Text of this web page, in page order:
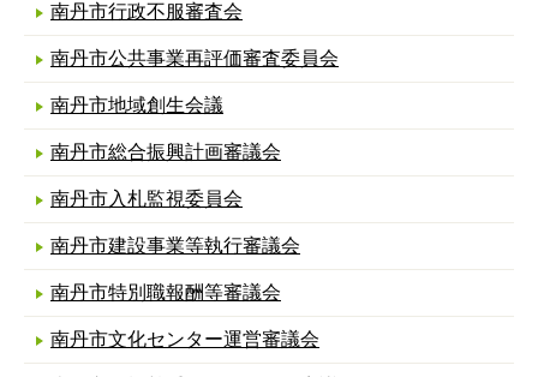
南丹市行政不服審査会
南丹市公共事業再評価審査委員会
南丹市地域創生会議
南丹市総合振興計画審議会
南丹市入札監視委員会
南丹市建設事業等執行審議会
南丹市特別職報酬等審議会
南丹市文化センター運営審議会